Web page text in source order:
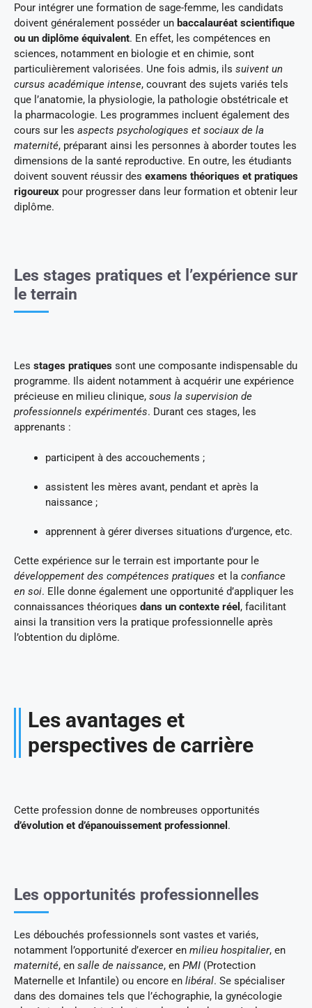
Pour intégrer une formation de sage-femme, les candidats
doivent généralement posséder un baccalauréat scientifique
ou un diplôme équivalent. En effet, les compétences en
sciences, notamment en biologie et en chimie, sont
particulièrement valorisées. Une fois admis, ils suivent un
cursus académique intense, couvrant des sujets variés tels
que l’anatomie, la physiologie, la pathologie obstétricale et
la pharmacologie. Les programmes incluent également des
cours sur les aspects psychologiques et sociaux de la
maternité, préparant ainsi les personnes à aborder toutes les
dimensions de la santé reproductive. En outre, les étudiants
doivent souvent réussir des examens théoriques et pratiques
rigoureux pour progresser dans leur formation et obtenir leur
diplôme.
Les stages pratiques et l’expérience sur
le terrain
Les stages pratiques sont une composante indispensable du
programme. Ils aident notamment à acquérir une expérience
précieuse en milieu clinique, sous la supervision de
professionnels expérimentés. Durant ces stages, les
apprenants :
participent à des accouchements ;
assistent les mères avant, pendant et après la
naissance ;
apprennent à gérer diverses situations d’urgence, etc.
Cette expérience sur le terrain est importante pour le
développement des compétences pratiques et la confiance
en soi. Elle donne également une opportunité d’appliquer les
connaissances théoriques dans un contexte réel , facilitant
ainsi la transition vers la pratique professionnelle après
l’obtention du diplôme.
Les avantages et
perspectives de carrière
Cette profession donne de nombreuses opportunités
d’évolution et d’épanouissement professionnel .
Les opportunités professionnelles
Les débouchés professionnels sont vastes et variés,
notamment l’opportunité d’exercer en milieu hospitalier, en
maternité, en salle de naissance, en PMI (Protection
Maternelle et Infantile) ou encore en libéral. Se spécialiser
dans des domaines tels que l’échographie, la gynécologie